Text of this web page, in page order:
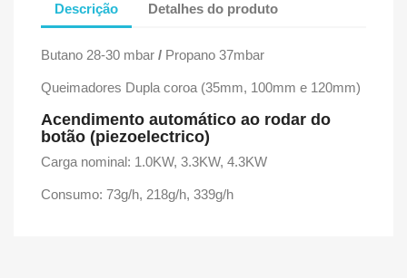
Descrição Detalhes do produto
Butano 28-30 mbar / Propano 37mbar
Queimadores Dupla coroa (35mm, 100mm e 120mm)
Acendimento automático ao rodar do
botão (piezoelectrico)
Carga nominal: 1.0KW, 3.3KW, 4.3KW
Consumo: 73g/h, 218g/h, 339g/h